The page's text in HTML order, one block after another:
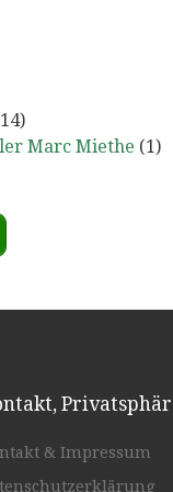
Marc Miethe (1)
& Impressum